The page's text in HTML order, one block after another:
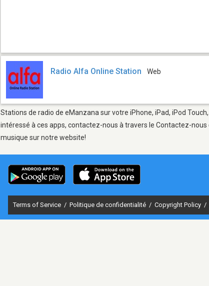
Radio Alfa Online Station Web
Stations de radio de eManzana sur votre iPhone, iPad, iPod
intéressé à ces apps, contactez-nous à travers le Contactez-
musique sur notre website!
Terms of Service / Politique de confidentialité / Copyright Policy /